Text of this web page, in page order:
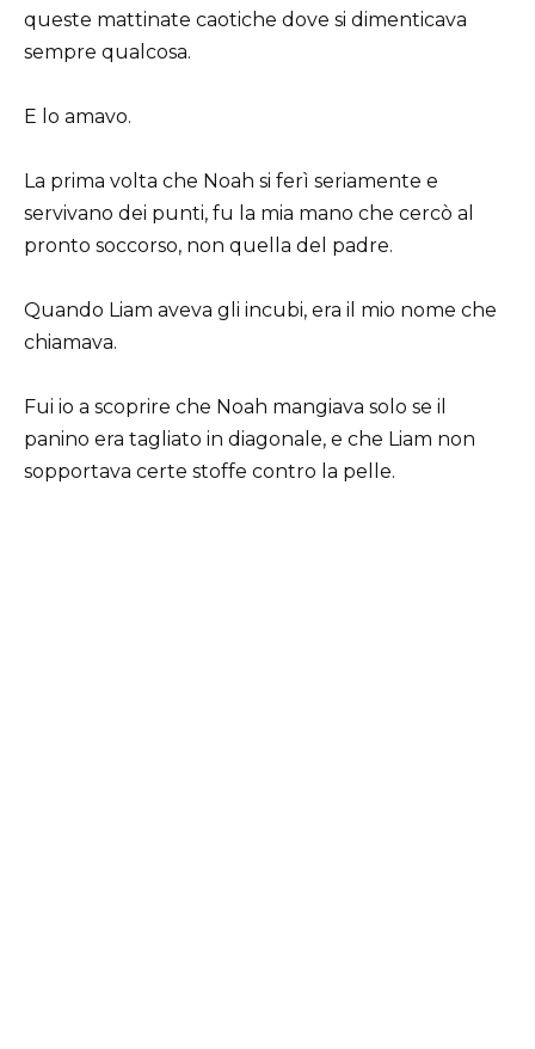
queste mattinate caotiche dove si dimenticava
sempre qualcosa.
E lo amavo.
La prima volta che Noah si ferì seriamente e
servivano dei punti, fu la mia mano che cercò al
pronto soccorso, non quella del padre.
Quando Liam aveva gli incubi, era il mio nome che
chiamava.
Fui io a scoprire che Noah mangiava solo se il
panino era tagliato in diagonale, e che Liam non
sopportava certe stoffe contro la pelle.